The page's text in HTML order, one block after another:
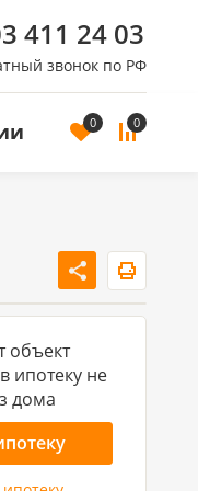
411 24 03
звонок по РФ
0 0
объект
ипотеку не
дома